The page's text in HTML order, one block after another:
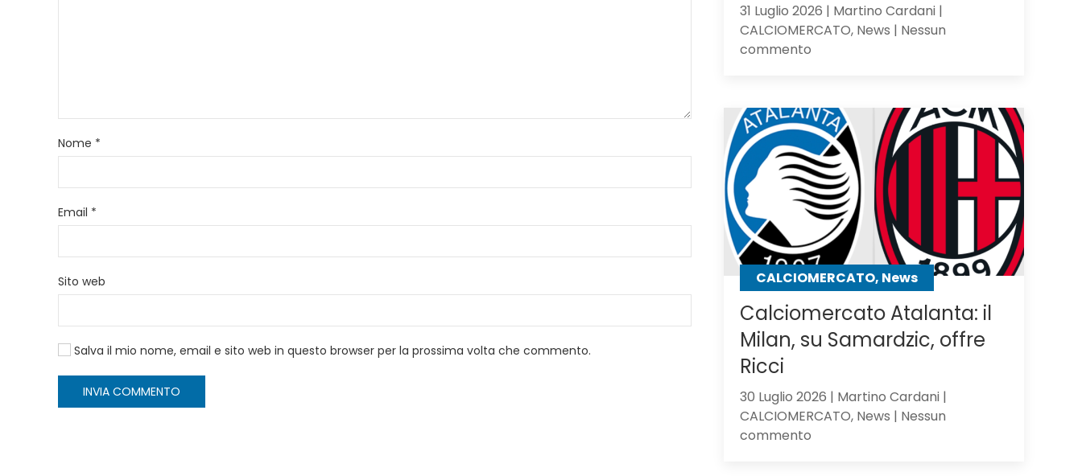
Nome *
Email *
Sito web
Salva il mio nome, email e sito web in questo browser per la prossima volta che commento.
INVIA COMMENTO
31 Luglio 2026 | Martino Cardani |
CALCIOMERCATO, News | Nessun
commentosu
di
Sarri,
verso
l’Atalanta:
il
mister
lo
chiama
CALCIOMERCATO, News
Calciomercato Atalanta: il
Milan, su Samardzic, offre
Ricci
30 Luglio 2026 | Martino Cardani |
CALCIOMERCATO, News | Nessun
commentosu